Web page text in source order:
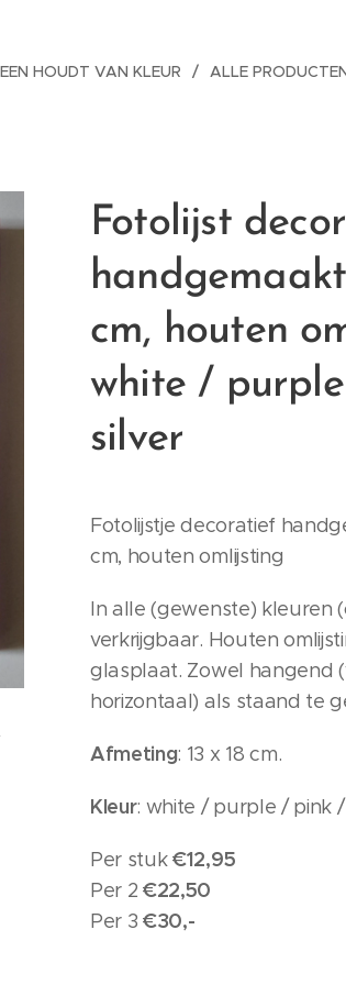
HOUDT VAN KLEUR ALLE
Fotolijst
handgemaakt
cm, houten
white /
silver
Fotolijstje decoratief
cm, houten omlijsting
In alle (gewenste) kleuren
verkrijgbaar. Houten
glasplaat. Zowel hangend
horizontaal) als staand te
Afmeting: 13 x 18 cm.
Kleur: white / purple / pink /
Per stuk€12,95
Per 2€22,50
Per 3€30,-